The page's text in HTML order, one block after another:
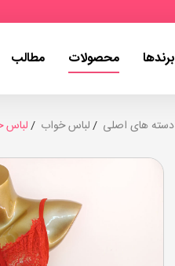
برندها محصولات مطالب
دسته های اصلی لباس خواب لباس